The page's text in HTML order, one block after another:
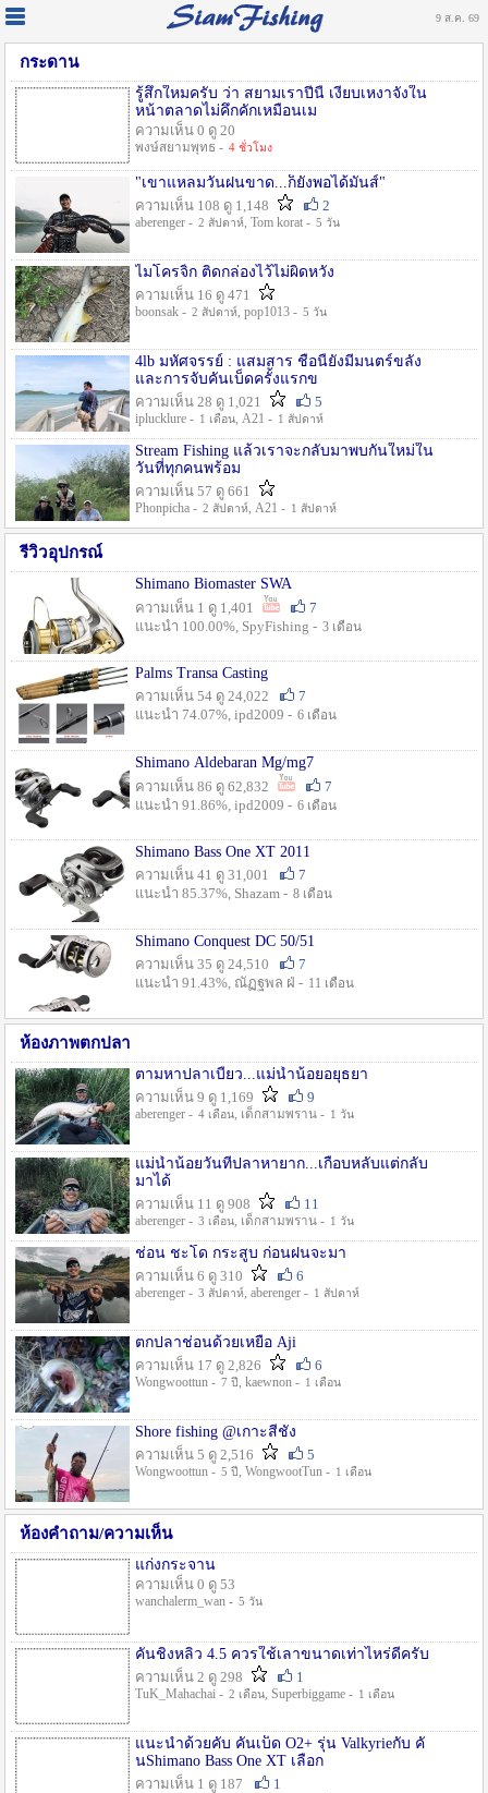
9 ส.ค. 69
กระดาน
รู้สึกใหมครับ ว่า สยามเราปีนี้ เงียบเหงาจังใน
หน้าตลาดไม่คึกคักเหมือนเม
ความเห็น 0 ดู 20
พงษ์สยามพุทธ - 4 ชั่วโมง
"เขาแหลมวันฝนขาด...ก็ยังพอได้มันส์"
ความเห็น 108 ดู 1,148
2
aberenger - 2 สัปดาห์, Tom korat - 5 วัน
ไมโครจิ้ก ติดกล่องไว้ไม่ผิดหวัง
ความเห็น 16 ดู 471
boonsak - 2 สัปดาห์, pop1013 - 5 วัน
4lb มหัศจรรย์ : แสมสาร ชื่อนี้ยังมีมนตร์ขลัง
และการจับคันเบ็ดครั้งแรกข
ความเห็น 28 ดู 1,021
5
iplucklure - 1 เดือน, A21 - 1 สัปดาห์
Stream Fishing แล้วเราจะกลับมาพบกันใหม่ใน
วันที่ทุกคนพร้อม
ความเห็น 57 ดู 661
Phonpicha - 2 สัปดาห์, A21 - 1 สัปดาห์
รีวิวอุปกรณ์
Shimano Biomaster SWA
ความเห็น 1 ดู 1,401
7
แนะนำ 100.00%, SpyFishing - 3 เดือน
Palms Transa Casting
ความเห็น 54 ดู 24,022
7
แนะนำ 74.07%, ipd2009 - 6 เดือน
Shimano Aldebaran Mg/mg7
ความเห็น 86 ดู 62,832
7
แนะนำ 91.86%, ipd2009 - 6 เดือน
Shimano Bass One XT 2011
ความเห็น 41 ดู 31,001
7
แนะนำ 85.37%, Shazam - 8 เดือน
Shimano Conquest DC 50/51
ความเห็น 35 ดู 24,510
7
แนะนำ 91.43%, ณัฏฐพล ฝ่ - 11 เดือน
ห้องภาพตกปลา
ตามหาปลาเบี้ยว...แม่น้ำน้อยอยุธยา
ความเห็น 9 ดู 1,169
9
aberenger - 4 เดือน, เด็กสามพราน - 1 วัน
แม่น้ำน้อยวันที่ปลาหายาก...เกือบหลับแต่กลับ
มาได้
ความเห็น 11 ดู 908
11
aberenger - 3 เดือน, เด็กสามพราน - 1 วัน
ช่อน ชะโด กระสูบ ก่อนฝนจะมา
ความเห็น 6 ดู 310
6
aberenger - 3 สัปดาห์, aberenger - 1 สัปดาห์
ตกปลาช่อนด้วยเหยื่อ Aji
ความเห็น 17 ดู 2,826
6
Wongwoottun - 7 ปี , kaewnon - 1 เดือน
Shore fishing @เกาะสีชัง
ความเห็น 5 ดู 2,516
5
Wongwoottun - 5 ปี , WongwootTun - 1 เดือน
ห้องคำถาม/ความเห็น
แก่งกระจาน
ความเห็น 0 ดู 53
wanchalerm_wan - 5 วัน
คันชิงหลิว 4.5 ควรใช้เลาขนาดเท่าไหร่ดีครับ
ความเห็น 2 ดู 298
1
TuK_Mahachai - 2 เดือน, Superbiggame - 1 เดือน
แนะนำด้วยคับ คันเบ็ด O2+ รุ่น Valkyrieกับ คั
นShimano Bass One XT เลือก
ความเห็น 1 ดู 187
1